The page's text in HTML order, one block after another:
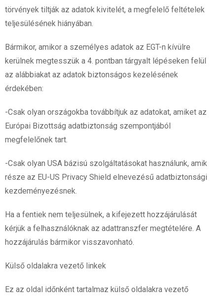
törvények tiltják az adatok kivitelét, a megfelelő feltételek
teljesülésének hiányában.
Bármikor, amikor a személyes adatok az EGT-n kívülre
kerülnek megtesszük a 4. pontban tárgyalt lépéseken felül
az alábbiakat az adatok biztonságos kezelésének
érdekében:
-Csak olyan országokba továbbítjuk az adatokat, amiket az
Európai Bizottság adatbiztonság szempontjából
megfelelőnek tart.
-Csak olyan USA bázisú szolgáltatásokat használunk, amik
része az EU-US Privacy Shield elnevezésű adatbiztonsági
kezdeményezésnek.
Ha a fentiek nem teljesülnek, a kifejezett hozzájárulását
kérjük a felhasználóknak az adattranszfer megtételére. A
hozzájárulás bármikor visszavonható.
Külső oldalakra vezető linkek
Ez az oldal időnként tartalmaz külső oldalakra vezető